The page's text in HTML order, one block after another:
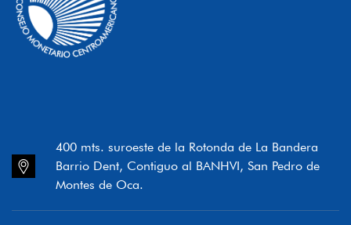
400 mts. suroeste de la Rotonda de La Bandera
Barrio Dent, Contiguo al BANHVI, San Pedro de
Montes de Oca.